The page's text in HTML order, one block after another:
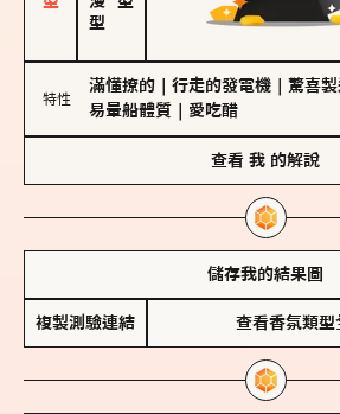
特性
滿懂撩的 行走的發電機 驚喜
易暈船體質
愛吃醋
查看 我 的解說
儲存我的結果圖
複製測驗連結 查看香氛類型